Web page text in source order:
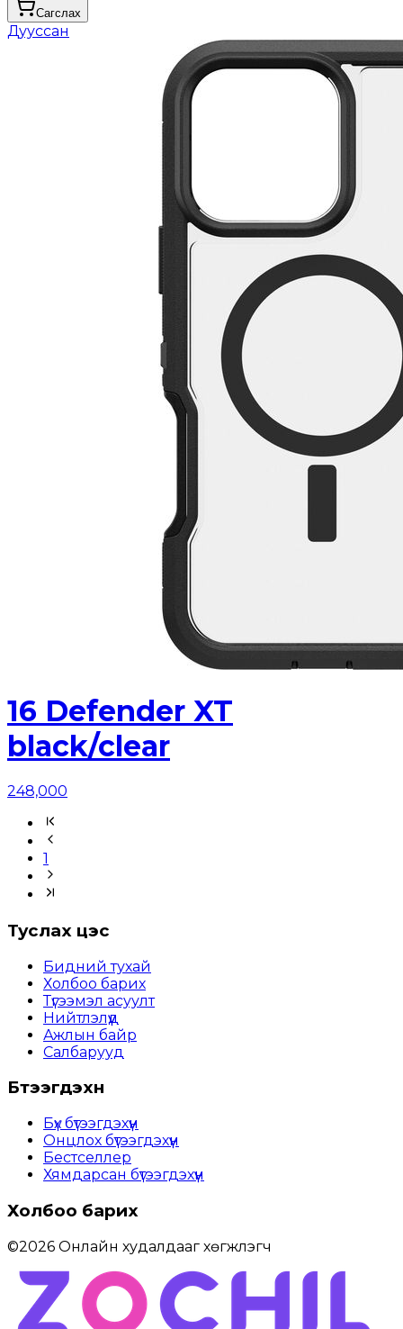
Сагслах
Дууссан
16 Defender XT
black/clear
248,000
1
Туслах цэс
Бидний тухай
Холбоо барих
Түгээмэл асуулт
Нийтлэлүүд
Ажлын байр
Салбарууд
Бүтээгдэхүүн
Бүх бүтээгдэхүүн
Онцлох бүтээгдэхүүн
Бестселлер
Хямдарсан бүтээгдэхүүн
Холбоо барих
©2026 Онлайн худалдааг хөгжүүлэгч